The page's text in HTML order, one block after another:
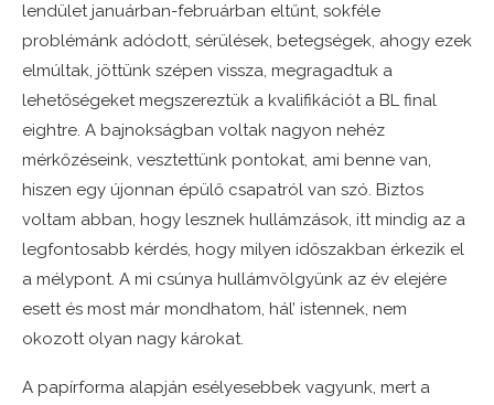
lendület januárban-februárban eltűnt, sokféle
problémánk adódott, sérülések, betegségek, ahogy ezek
elmúltak, jöttünk szépen vissza, megragadtuk a
lehetőségeket megszereztük a kvalifikációt a BL final
eightre. A bajnokságban voltak nagyon nehéz
mérkőzéseink, vesztettünk pontokat, ami benne van,
hiszen egy újonnan épülő csapatról van szó. Biztos
voltam abban, hogy lesznek hullámzások, itt mindig az a
legfontosabb kérdés, hogy milyen időszakban érkezik el
a mélypont. A mi csúnya hullámvölgyünk az év elejére
esett és most már mondhatom, hál’ istennek, nem
okozott olyan nagy károkat.
A papírforma alapján esélyesebbek vagyunk, mert a